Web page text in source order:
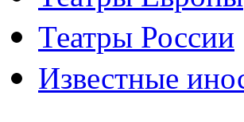
Театры России
Известные